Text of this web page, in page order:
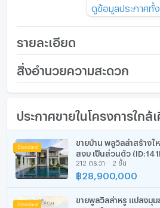
-เครื่องปรับอากาศ 1
-เครื่องทำน้ำอุ่น 2
-เครื่องฟอกอากาศ 1
สถานที่สำคัญใกล้เคียง
-บิ๊กซี ดอนจั่น 6.4 กม.
-โรงเรียนวารีเชียงใหม่ 5 กม.
แอดไลน์:
ดูข้อมูลประกาศทั้
รายละเอียด
ราคา
จำนวนชั้น
จำนวนห้องนอน
ขนาดที่ดิน
จำนวนพื้นที่จอดรถ (คัน)
การตกแต่ง
สิ่งอำนวยความสะดวก
เฟอร์นิเจอร์
โทรศัพท์บ้าน
เครื่องปรับอากาศ
เครื่องทำน้ำร้อน/น้ำอุ่น
ประตูห้องระบบ digital lock
ประกาศขายในโครงการใกล้
ขายบ้าน พลูวิลล่าสร้างใ
สงบ เป็นส่วนตัว
212 ตร.วา 2 ชั้น
฿28,900,000
ขายพูลวิลล่าหรู แปลงมุ